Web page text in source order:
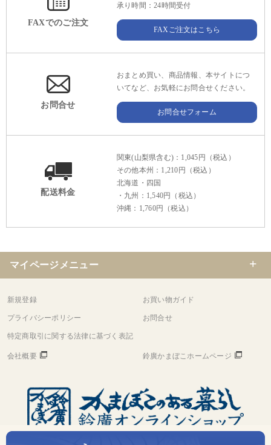
FAXでのご注文
承り時間：24時間受付
FAXご注文はこちら
お問合せ
おまとめ買い、商品情報、本サイトにつ
いてなど、お気軽にお問合せください。
お問合せフォーム
配送料金
関東(山梨県含む)：1,045円（税込）
その他本州：1,210円（税込）
北海道・四国
・九州：1,540円（税込）
沖縄：1,760円（税込）
マイページメニュー
新規登録 お買い物ガイド
プライバシーポリシー お問合せ
特定商取引に関する法律に基づく表記
会社概要 鈴廣かまぼこホームページ